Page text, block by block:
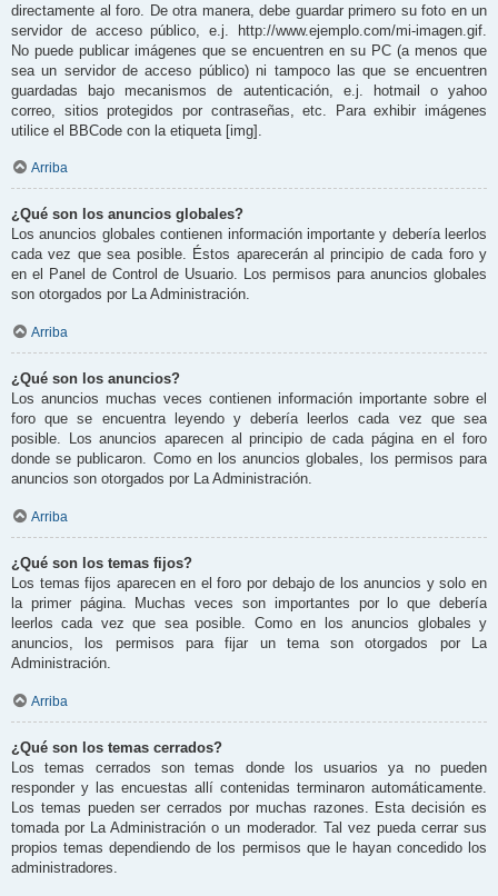
directamente al foro. De otra manera, debe guardar primero su foto en un
servidor de acceso público, e.j. http://www.ejemplo.com/mi-imagen.gif.
No puede publicar imágenes que se encuentren en su PC (a menos que
sea un servidor de acceso público) ni tampoco las que se encuentren
guardadas bajo mecanismos de autenticación, e.j. hotmail o yahoo
correo, sitios protegidos por contraseñas, etc. Para exhibir imágenes
utilice el BBCode con la etiqueta [img].
Arriba
¿Qué son los anuncios globales?
Los anuncios globales contienen información importante y debería leerlos
cada vez que sea posible. Éstos aparecerán al principio de cada foro y
en el Panel de Control de Usuario. Los permisos para anuncios globales
son otorgados por La Administración.
Arriba
¿Qué son los anuncios?
Los anuncios muchas veces contienen información importante sobre el
foro que se encuentra leyendo y debería leerlos cada vez que sea
posible. Los anuncios aparecen al principio de cada página en el foro
donde se publicaron. Como en los anuncios globales, los permisos para
anuncios son otorgados por La Administración.
Arriba
¿Qué son los temas fijos?
Los temas fijos aparecen en el foro por debajo de los anuncios y solo en
la primer página. Muchas veces son importantes por lo que debería
leerlos cada vez que sea posible. Como en los anuncios globales y
anuncios, los permisos para fijar un tema son otorgados por La
Administración.
Arriba
¿Qué son los temas cerrados?
Los temas cerrados son temas donde los usuarios ya no pueden
responder y las encuestas allí contenidas terminaron automáticamente.
Los temas pueden ser cerrados por muchas razones. Esta decisión es
tomada por La Administración o un moderador. Tal vez pueda cerrar sus
propios temas dependiendo de los permisos que le hayan concedido los
administradores.